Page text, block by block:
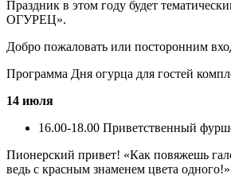
Праздник в этом году будет
ОГУРЕЦ».
Добро пожаловать или посторонним
Программа Дня огурца для гостей
14 июля
16.00-18.00 Приветственный
Пионерский привет! «Как повяжешь
ведь с красным знаменем цвета одного!»